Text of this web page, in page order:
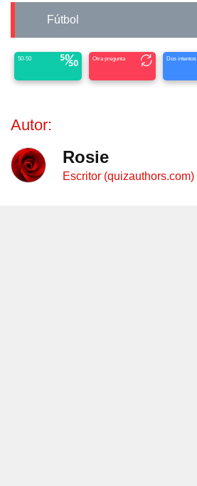
Fútbol
50-50 Otra pregunta Dos intentos
Autor:
Rosie
Escritor (quizauthors.com)